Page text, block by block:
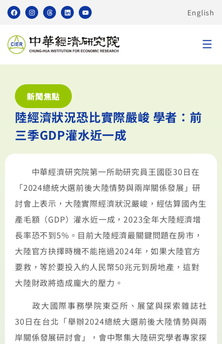
English
新聞焦點
陸經濟狀況恐比實際嚴峻 學者：前
三季GDP灌水近一成
中華經濟研究院第一所助研究員王國臣30日在
「2024總統大選前後大陸情勢與兩岸關係發展」研
討會上表示，大陸實際經濟狀況嚴峻，經估算國內生
產毛額（GDP）灌水近一成，2023全年大陸經濟增
長率恐不到5%。目前大陸經濟最關鍵問題在房市，
大陸官方抉擇時機不能拖過2024年，如果大陸官方
要救，等於要投入約人民幣50兆元到房地產，這對
大陸財政將造成龐大的壓力。
政大國際事務學院東亞所、展望與探索雜誌社
30日在台北「舉辦2024總統大選前後大陸情勢與兩
岸關係發展研討會」，會中聚集大陸研究學者專家探